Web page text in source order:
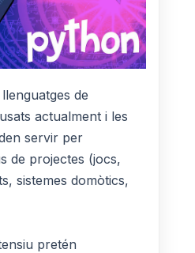
de
actualment i les
servir per
de projectes (jocs,
sistemes domòtics,
pretén